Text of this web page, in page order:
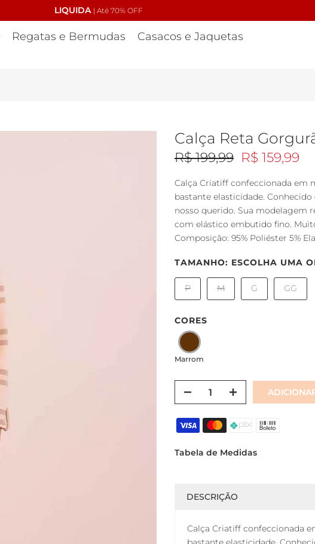
LIQUIDA | Até 70% OFF
Cupom: PRIMEIRACOMPRA
Regatas e Bermudas
Casacos e Jaquetas
Calça Reta
R$ 199,99 R$ 159,99
Calça Criatiff confeccionada em
bastante elasticidade.
nosso querido. Sua modelagem
com elástico embutido fino.
Composição: 95% Poliéster 5%
TAMANHO: ESCOLHA UMA
P M G GG
CORES
Marrom
Tabela de Medidas
DESCRIÇÃO
Calça Criatiff confeccionada